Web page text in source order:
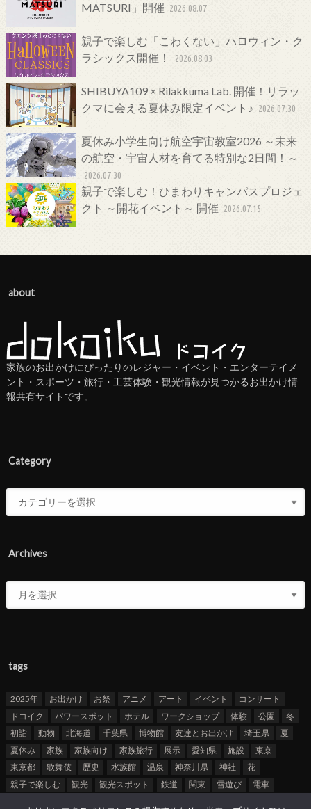
MATSURI」開催 2026.08.07
親子で楽しむ「こわくない」ハロウィン・ク
ラシックス開催！
2026.08.03
SHIBUYA109 × Rilakkuma Lab. 開催！リラッ
クマに会える夏休み限定イベント♪ 2026.07.30
夏休み小学生向け航空宇宙教室2026 ～未来
の航空・宇宙人材を育てる特別な2日間！～
2026.07.30
親子で楽しむ！ひまわりキャンパスプロジェ
クト ～開花イベント～ 開催 2026.07.15
about
家族のお出かけにぴったりのレジャー・イベント・エンターテイメ
ント・スポーツ・旅行・工芸体験・観光情報が見つかるお出かけ情
報共有サイトです。
Category
Archives
tags
2025年 お出かけ お祭 アニメ アート イベント
コンサート
ドコイク
パワースポット ホテル ワークショップ 体験 公園
冬
初詣
動物 北海道 千葉県 博物館 友達とお出かけ 埼玉県
夏
夏休み
家族 家族向け 家族旅行 展示 愛知県 施設
東京
東京都
歌舞伎 歴史 水族館 温泉 神奈川県 神社
花
親子で楽しむ
観光 観光スポット 鉄道 関東 雪遊び 電車